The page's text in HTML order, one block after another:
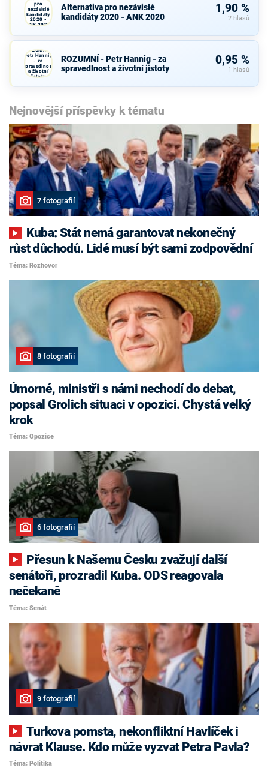
pro
nezávislé
kandidáty
2020 -
ANK 2020
Alternativa pro nezávislé
kandidáty 2020 - ANK 2020
1,90 %
2 hlasů
ROZUMNÍ -
Petr Hannig
- za
spravedlnost
a životní
jistoty
ROZUMNÍ - Petr Hannig - za
spravedlnost a životní jistoty
0,95 %
1 hlasů
Nejnovější příspěvky k tématu
7 fotografií
růst důchodů. Lidé musí být sami zodpovědní
Téma: Rozhovor
8 fotografií
Úmorné, ministři s námi nechodí do debat,
popsal Grolich situaci v opozici. Chystá velký
krok
Téma: Opozice
6 fotografií
senátoři, prozradil Kuba. ODS reagovala
nečekaně
Téma: Senát
9 fotografií
Turkova pomsta, nekonfliktní Havlíček i
návrat Klause. Kdo může vyzvat Petra Pavla?
Téma: Politika